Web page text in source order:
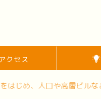
アクセス
高層ビルなどの豆知識的